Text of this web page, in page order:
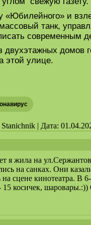
«Юбилейного» и
танк,
современным
домов
этой улице.
| Дата:
я жила на
на санках. Они
сцене кинотеатра. В
косичек,